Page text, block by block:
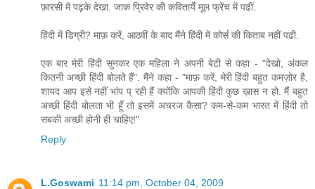
फ़ारसी में पढ़के देखा. जाक प्रिवेर की कवितायेँ मूल फ्रेंच में पढीं.
हिंदी में डिग्री? माफ़ करें, आठवीं के बाद मैंने हिंदी में कोर्स की किताब नहीं पढी.
एक बार मेरी हिंदी सुनकर एक महिला ने अपनी बेटी से कहा - "देखो, अंकल
कितनी अच्छी हिंदी बोलते हैं". मैंने कहा - "माफ़ करें, मेरी हिंदी बहुत कमज़ोर है,
शायद आप इसे नहीं भांप प् रही हैं क्योंकि आपकी हिंदी कुछ ख़ास न हो. मैं बहुत
अच्छी हिंदी बोलता भी हूँ तो इसमें अचरज कैसा? कम-से-कम भारत में हिंदी तो
सबकी अच्छी होनी ही चाहिए!"
Reply
L.Goswami 11:14 pm, October 04, 2009